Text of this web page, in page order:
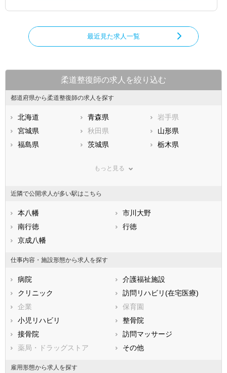
最近見た求人一覧
柔道整復師の求人を絞り込む
都道府県から柔道整復師の求人を探す
北海道 青森県
岩手県
宮城県
秋田県
山形県
福島県
茨城県
栃木県
神奈川県
石川県
福井県
静岡県
滋賀県
兵庫県
香川県
高知県
福岡県
長崎県
熊本県
鹿児島県
もっと見る
近隣で公開求人が多い駅はこちら
本八幡
市川大野
南行徳
行徳
京成八幡
仕事内容・施設形態から求人を探す
病院
介護福祉施設
クリニック
訪問リハビリ(在宅医療)
企業
保育園
小児リハビリ
整骨院
接骨院
訪問マッサージ
薬局・ドラッグストア
その他
雇用形態から求人を探す